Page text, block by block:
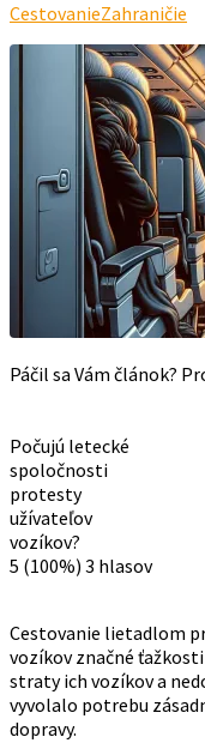
CestovanieZahraničie
Páčil sa Vám článok?
Počujú letecké
spoločnosti
protesty
užívateľov
vozíkov?
5 (100%) 3 hlasov
Cestovanie lietadlom
vozíkov značné
straty ich vozíkov a
vyvolalo potrebu
dopravy.